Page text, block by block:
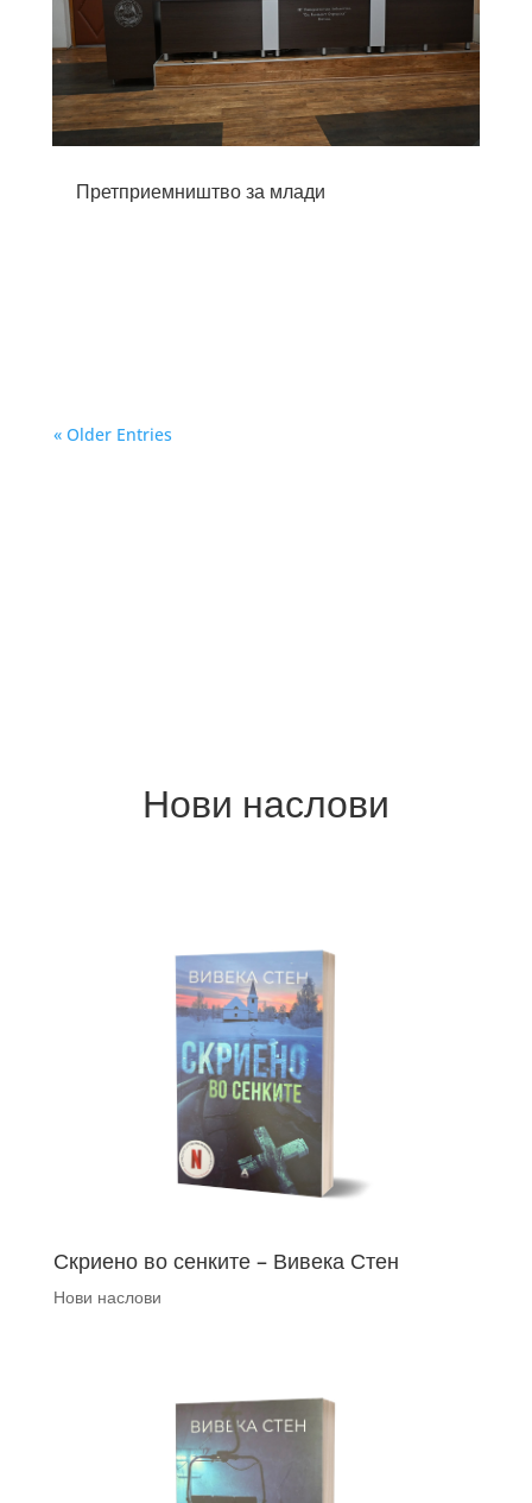
Претприемништво за млади
« Older Entries
Нови наслови
Скриено во сенките – Вивека Стен
Нови наслови